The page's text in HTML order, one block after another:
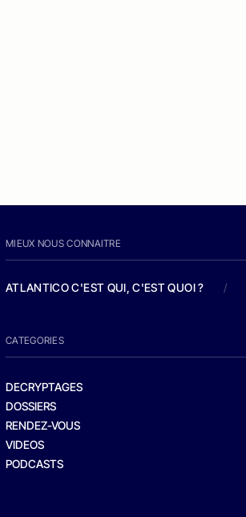
MIEUX NOUS CONNAITRE
ATLANTICO C'EST QUI, C'EST QUOI ? /
CATEGORIES
DECRYPTAGES
DOSSIERS
RENDEZ-VOUS
VIDEOS
PODCASTS